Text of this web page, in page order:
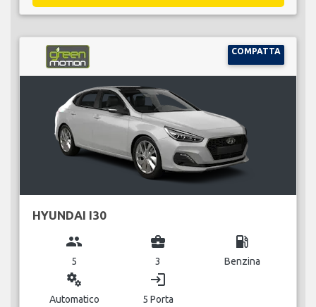
COMPATTA
HYUNDAI I30
group
5
business_center
3
local_gas_station
Benzina
miscellaneous_services
Automatico
login
5 Porta